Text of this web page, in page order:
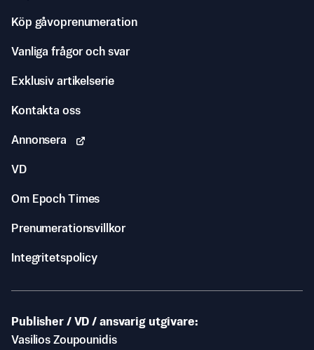
Köp gåvoprenumeration
Vanliga frågor och svar
Exklusiv artikelserie
Kontakta oss
Annonsera
VD
Om Epoch Times
Prenumerationsvillkor
Integritetspolicy
Publisher / VD / ansvarig utgivare
Vasilios Zoupounidis